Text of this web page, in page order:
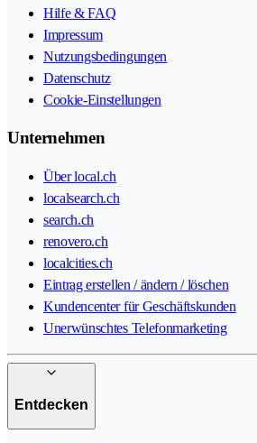
Hilfe & FAQ
Impressum
Nutzungsbedingungen
Datenschutz
Cookie-Einstellungen
Unternehmen
Über local.ch
localsearch.ch
search.ch
renovero.ch
localcities.ch
Eintrag erstellen / ändern / löschen
Kundencenter für Geschäftskunden
Unerwünschtes Telefonmarketing
Entdecken